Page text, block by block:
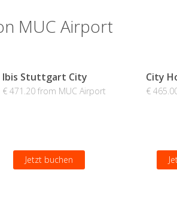
MUC Airport
Ibis Stuttgart City
€ 471.20 from MUC Airport
Jetzt buchen
City
€